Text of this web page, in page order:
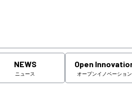
NEWS
ニュース
Open
オープンイノベーション